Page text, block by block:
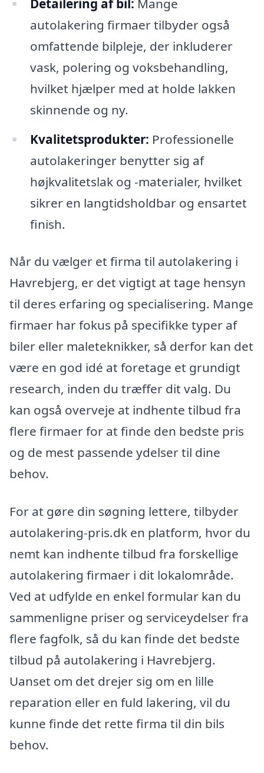
Detailering af bil: Mange
autolakering firmaer tilbyder også
omfattende bilpleje, der inkluderer
vask, polering og voksbehandling,
hvilket hjælper med at holde lakken
skinnende og ny.
Kvalitetsprodukter: Professionelle
autolakeringer benytter sig af
højkvalitetslak og -materialer, hvilket
sikrer en langtidsholdbar og ensartet
finish.
Når du vælger et firma til autolakering i
Havrebjerg, er det vigtigt at tage hensyn
til deres erfaring og specialisering. Mange
firmaer har fokus på specifikke typer af
biler eller maleteknikker, så derfor kan det
være en god idé at foretage et grundigt
research, inden du træffer dit valg. Du
kan også overveje at indhente tilbud fra
flere firmaer for at finde den bedste pris
og de mest passende ydelser til dine
behov.
For at gøre din søgning lettere, tilbyder
autolakering-pris.dk en platform, hvor du
nemt kan indhente tilbud fra forskellige
autolakering firmaer i dit lokalområde.
Ved at udfylde en enkel formular kan du
sammenligne priser og serviceydelser fra
flere fagfolk, så du kan finde det bedste
tilbud på autolakering i Havrebjerg.
Uanset om det drejer sig om en lille
reparation eller en fuld lakering, vil du
kunne finde det rette firma til din bils
behov.